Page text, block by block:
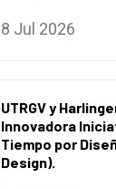
8 Jul 2026
UTRGV y
Innovadora
Tiempo por
Design).